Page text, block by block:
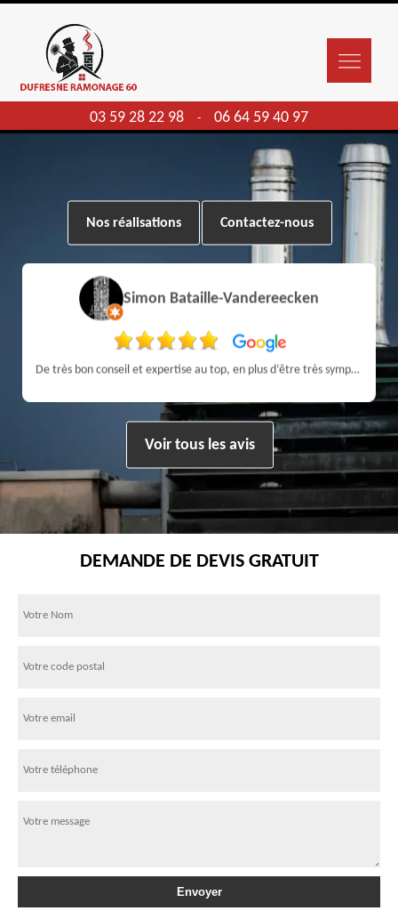
03 59 28 22 98 - 06 64 59 40 97
Nos réalisations Contactez-nous
Simon Bataille-Vandereecken
De très bon conseil et expertise au top, en plus d’être très sympathique, je recommande! Nous avons été bien aidés et renseignés sur quoi faire de notre insert et son entretien futur, merci :)
Voir tous les avis
DEMANDE DE DEVIS GRATUIT